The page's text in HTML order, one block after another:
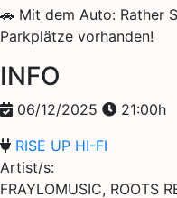
🚗 Mit dem Auto: Rather
Parkplätze vorhanden!
INFO
06/12/2025
21:00h
RISE UP HI-FI
Artist/s:
FRAYLOMUSIC, ROOTS